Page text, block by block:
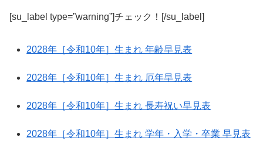
[su_label type=”warning”]チェック！[/su_label]
2028年［令和10年］生まれ 年齢早見表
2028年［令和10年］生まれ 厄年早見表
2028年［令和10年］生まれ 長寿祝い早見表
2028年［令和10年］生まれ 学年・入学・卒業 早見表